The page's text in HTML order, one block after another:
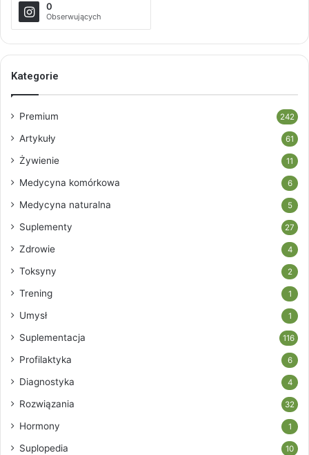
0
Obserwujących
Kategorie
Premium 242
Artykuły 61
Żywienie 11
Medycyna komórkowa 6
Medycyna naturalna 5
Suplementy 27
Zdrowie 4
Toksyny 2
Trening 1
Umysł 1
Suplementacja 116
Profilaktyka 6
Diagnostyka 4
Rozwiązania 32
Hormony 1
Suplopedia 10